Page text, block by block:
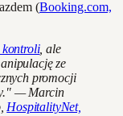
(Booking.com,
kontroli, ale
ze
promocji
— Marcin
HospitalityNet,